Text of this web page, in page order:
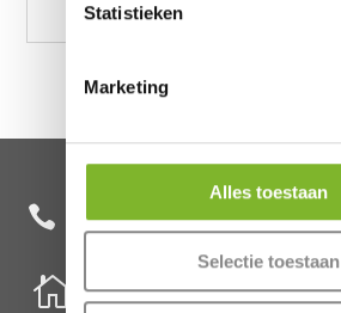
Statistieken
Marketing
Alles toestaan
Selectie toestaan
 +31 85 482 0020

Nederland